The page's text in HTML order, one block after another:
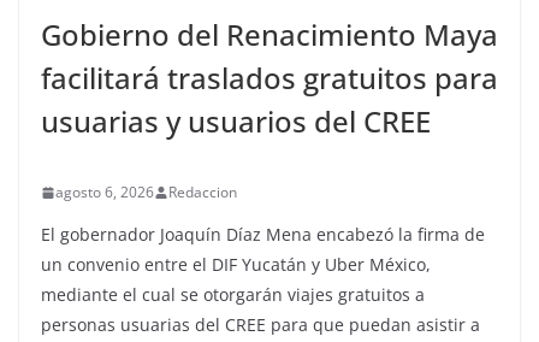
Gobierno del Renacimiento Maya
facilitará traslados gratuitos para
usuarias y usuarios del CREE
agosto 6, 2026 Redaccion
El gobernador Joaquín Díaz Mena encabezó la firma de
un convenio entre el DIF Yucatán y Uber México,
mediante el cual se otorgarán viajes gratuitos a
personas usuarias del CREE para que puedan asistir a